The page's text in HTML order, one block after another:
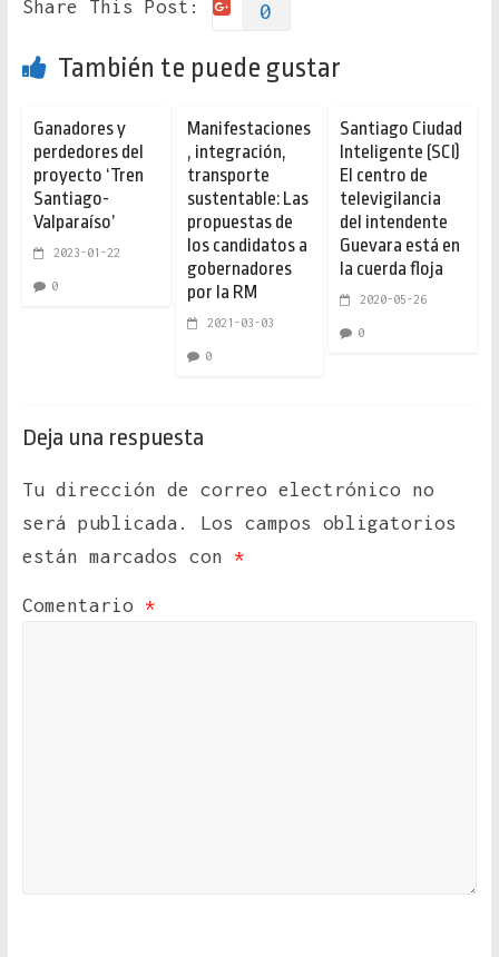
Share This Post: 0
También te puede gustar
Ganadores y
perdedores del
proyecto ‘Tren
Santiago-
Valparaíso’
2023-01-22
0
Manifestaciones
, integración,
transporte
sustentable: Las
propuestas de
los candidatos a
gobernadores
por la RM
2021-03-03
0
Santiago Ciudad
Inteligente (SCI)
El centro de
televigilancia
del intendente
Guevara está en
la cuerda floja
2020-05-26
0
Deja una respuesta
Tu dirección de correo electrónico no
será publicada.
Los campos obligatorios
están marcados con *
Comentario *